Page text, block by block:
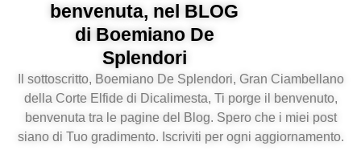
benvenuta, nel BLOG
di Boemiano De
Splendori
Il sottoscritto, Boemiano De Splendori, Gran Ciambellano
della Corte Elfide di Dicalimesta, Ti porge il benvenuto,
benvenuta tra le pagine del Blog. Spero che i miei post
siano di Tuo gradimento. Iscriviti per ogni aggiornamento.